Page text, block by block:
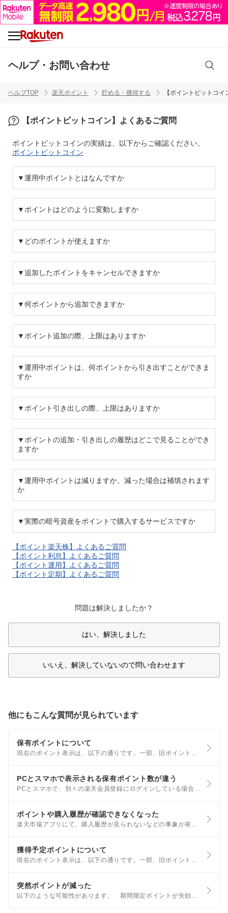
ヘルプ・お問い合わせ
ヘルプTOP 楽天ポイント 貯める・獲得する 【ポイントビットコ
【ポイントビットコイン】よくあるご質問
ポイントビットコインの実績は、以下からご確認ください。
ポイントビットコイン
▼運用中ポイントとはなんですか
▼ポイントはどのように変動しますか
▼どのポイントが使えますか
▼追加したポイントをキャンセルできますか
▼何ポイントから追加できますか
▼ポイント追加の際、上限はありますか
▼運用中ポイントは、何ポイントから引き出すことができま
すか
▼ポイント引き出しの際、上限はありますか
▼ポイントの追加・引き出しの履歴はどこで見ることができ
ますか
▼運用中ポイントは減りますか。減った場合は補填されます
か
▼実際の暗号資産をポイントで購入するサービスですか
【ポイント楽天株】よくあるご質問
【ポイント利息】よくあるご質問
【ポイント運用】よくあるご質問
【ポイント定期】よくあるご質問
問題は解決しましたか？
はい、解決しました
いいえ、解決していないので問い合わせます
他にもこんな質問が見られています
保有ポイントについて
現在のポイント表示は、以下の通りです。一部、旧ポイント表示の場合があります。 保有ポイントとは 利用可能ポイントや運用しているポイントなど、あなたが今お持ちのポイントの合計です。楽天ペイ残高（楽天キャッシュ）は含まれません。
PCとスマホで表示される保有ポイント数が違う
PCとスマホで、別々の楽天会員登録にログインしている場合があります。 楽天会員登録を複数お持ちの場合には、利用しない方の楽天会員登録で楽天ポイントを使い切ってから、会員登録の削除を行ってください。
ポイントや購入履歴が確認できなくなった
楽天市場アプリにて、購入履歴が見られないなどの事象が発生する場合、アプリ・OSのアップデートが必要になります。 iOS：楽天市場アプリ v13.0.0以上、iOS16以上 Android：楽天市場アプリ
獲得予定ポイントについて
現在のポイント表示は、以下の通りです。一部、旧ポイント表示の場合があります。 獲得予定ポイントについて 今後、進呈される予定のポイントです。獲得予定ポイントが利用可能ポイントになると、各サービスで利用できるようになります。
突然ポイントが減った
以下のような可能性があります。 期間限定ポイントが失効した可能性 失効した期間限定ポイントはお戻しできません。 期間限定ポイントの確認は、楽天PointClubの左上部にある｢期間限定ポイント｣をご確認ください。